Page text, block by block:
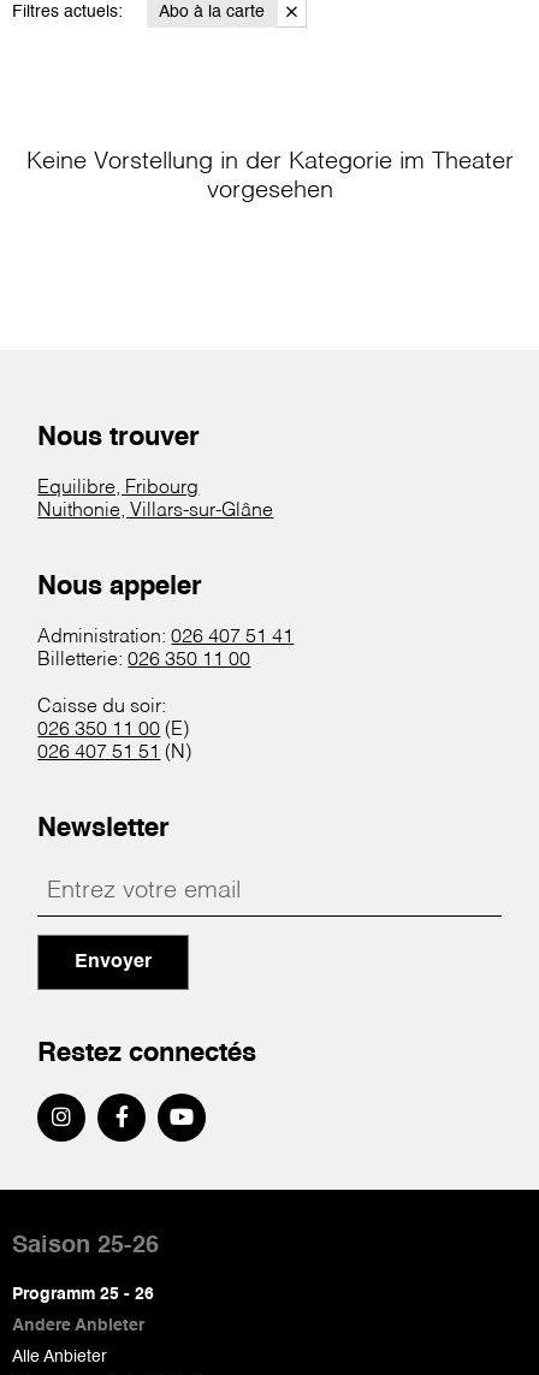
Filtres actuels: Abo à la carte
Keine Vorstellung in der Kategorie im Theater
vorgesehen
Nous trouver
Equilibre, Fribourg
Nuithonie, Villars-sur-Glâne
Nous appeler
Administration:026 407 51 41
Billetterie:026 350 11 00
Caisse du soir:
026 350 11 00 (E)
026 407 51 51 (N)
Newsletter
Envoyer
Restez connectés
de
page
Saison 25-26
Programm 25 - 26
Andere Anbieter
Alle Anbieter